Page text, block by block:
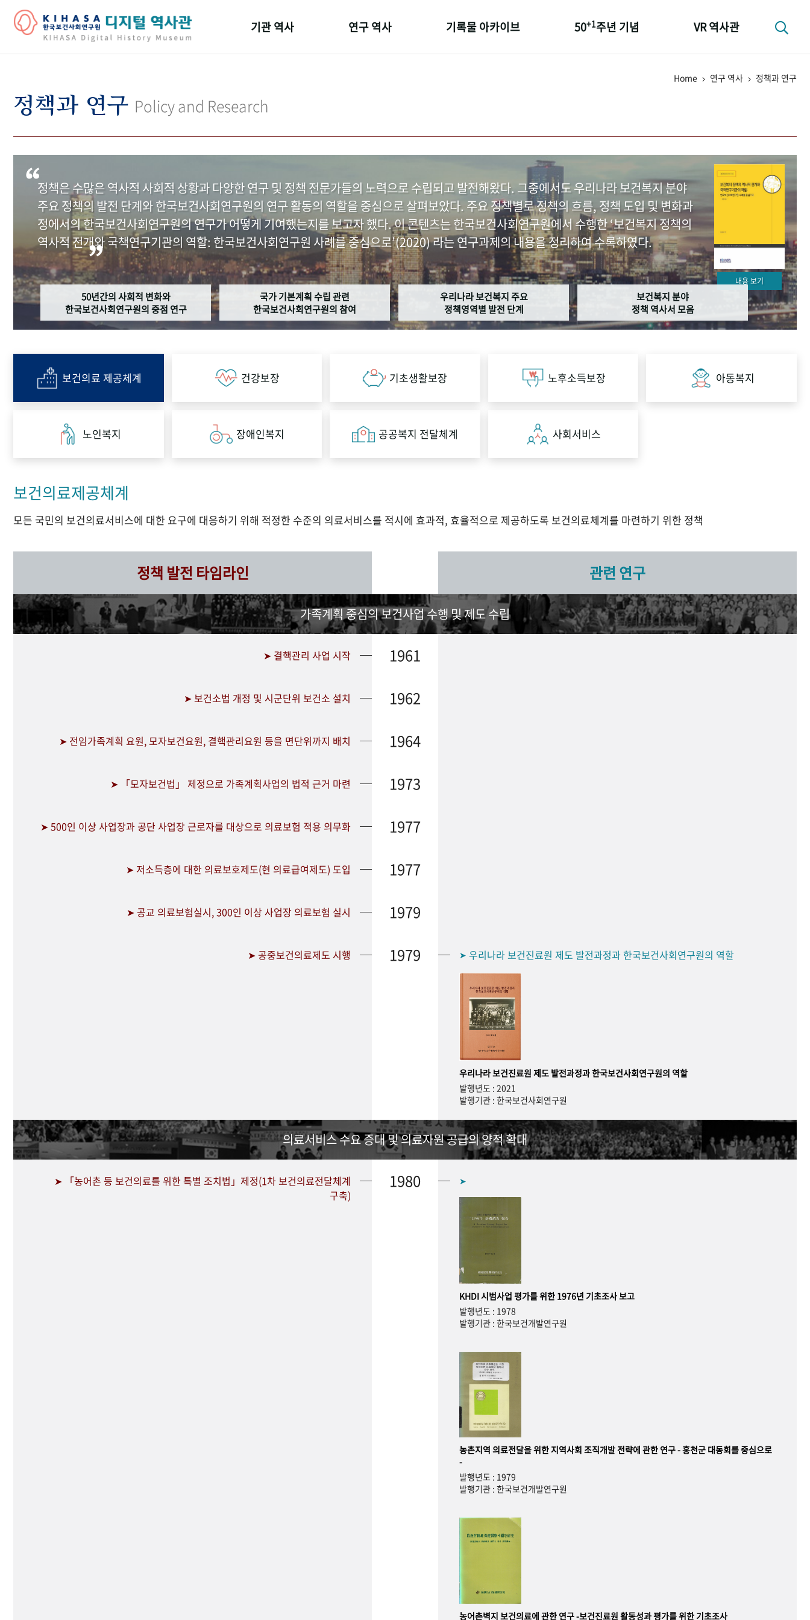
기관 역사
기관 변천사
연구 역사 기록물 아카이브 50+1주년 기념 VR 역사관
Home 연구 역사 정책과 연구
정책과 연구 Policy and Research
정책은 수많은 역사적 사회적 상황과 다양한 연구 및 정책 전문가들의 노력으로 수립되고 발전해왔다. 그중에서도 우리나라 보건복지 분야
주요 정책의 발전 단계와 한국보건사회연구원의 연구 활동의 역할을 중심으로 살펴보았다. 주요 정책별로 정책의 흐름, 정책 도입 및 변화과
정에서의 한국보건사회연구원의 연구가 어떻게 기여했는지를 보고자 했다. 이 콘텐츠는 한국보건사회연구원에서 수행한 ‘보건복지 정책의
역사적 전개와 국책연구기관의 역할: 한국보건사회연구원 사례를 중심으로’(2020) 라는 연구과제의 내용을 정리하여 수록하였다.
내용 보기
50년간의 사회적 변화와
한국보건사회연구원의 중점 연구
국가 기본계획 수립 관련
한국보건사회연구원의 참여
우리나라 보건복지 주요
정책영역별 발전 단계
보건복지 분야
정책 역사서 모음
보건의료 제공체계 건강보장 기초생활보장 노후소득보장 아동복지
노인복지 장애인복지 공공복지 전달체계 사회서비스
보건의료제공체계
모든 국민의 보건의료서비스에 대한 요구에 대응하기 위해 적정한 수준의 의료서비스를 적시에 효과적, 효율적으로 제공하도록 보건의료체계를 마련하기 위한 정책
정책 발전 타임라인 관련 연구
가족계획 중심의 보건사업 수행 및 제도 수립
➤ 결핵관리 사업 시작 1961
➤ 보건소법 개정 및 시군단위 보건소 설치 1962
➤ 전임가족계획 요원, 모자보건요원, 결핵관리요원 등을 면단위까지 배치 1964
➤ 「모자보건법」 제정으로 가족계획사업의 법적 근거 마련 1973
➤ 500인 이상 사업장과 공단 사업장 근로자를 대상으로 의료보험 적용 의무화 1977
➤ 저소득층에 대한 의료보호제도(현 의료급여제도) 도입 1977
➤ 공교 의료보험실시, 300인 이상 사업장 의료보험 실시 1979
➤ 공중보건의료제도 시행 1979 ➤ 우리나라 보건진료원 제도 발전과정과 한국보건사회연구원의 역할
우리나라 보건진료원 제도 발전과정과 한국보건사회연구원의 역할
발행년도 : 2021
발행기관 : 한국보건사회연구원
의료서비스 수요 증대 및 의료자원 공급의 양적 확대
➤ 「농어촌 등 보건의료를 위한 특별 조치법」제정(1차 보건의료전달체계
구축)
1980 ➤
KHDI 시범사업 평가를 위한 1976년 기초조사 보고
발행년도 : 1978
발행기관 : 한국보건개발연구원
농촌지역 의료전달을 위한 지역사회 조직개발 전략에 관한 연구 - 홍천군 대동회를 중심으로
-
발행년도 : 1979
발행기관 : 한국보건개발연구원
농어촌벽지 보건의료에 관한 연구 -보건진료원 활동성과 평가를 위한 기초조사